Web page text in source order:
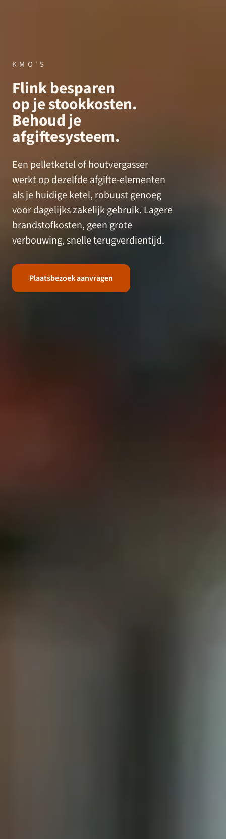
KMO'S
Flink besparen
op je stookkosten.
Behoud je
afgiftesysteem.
Een pelletketel of houtvergasser
werkt op dezelfde afgifte-elementen
als je huidige ketel, robuust genoeg
voor dagelijks zakelijk gebruik. Lagere
brandstofkosten, geen grote
verbouwing, snelle terugverdientijd.
Plaatsbezoek aanvragen